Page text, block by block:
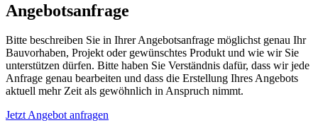
Angebotsanfrage
Bitte beschreiben Sie in Ihrer Angebotsanfrage möglichst genau Ihr
Bauvorhaben, Projekt oder gewünschtes Produkt und wie wir Sie
unterstützen dürfen. Bitte haben Sie Verständnis dafür, dass wir jede
Anfrage genau bearbeiten und dass die Erstellung Ihres Angebots
aktuell mehr Zeit als gewöhnlich in Anspruch nimmt.
Jetzt Angebot anfragen